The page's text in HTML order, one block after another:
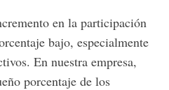
en la participación
bajo, especialmente
En nuestra empresa,
porcentaje de los